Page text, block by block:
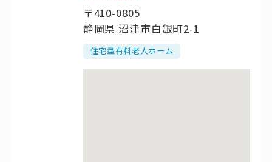
〒410-0805
静岡県 沼津市白銀町2-1
住宅型有料老人ホーム